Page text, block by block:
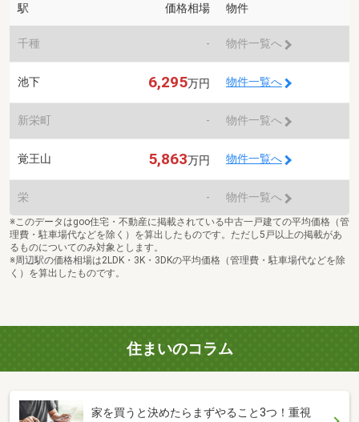
駅 価格相場 物件
千種 - 物件一覧へ
池下 6,295万円 物件一覧へ
新栄町 - 物件一覧へ
覚王山 5,863万円 物件一覧へ
栄 - 物件一覧へ
※このデータはgoo住宅・不動産に掲載されている中古一戸建ての平均価格（管
理費・駐車場代などを除く）を算出したものです。ただし5戸以上の掲載があ
るものについてのみ対象とします。
※周辺駅の価格相場は2LDK・3K・3DKの平均価格（管理費・駐車場代などを除
く）を算出したものです。
住まいのコラム
家を買うと決めたらまずやること3つ！重視